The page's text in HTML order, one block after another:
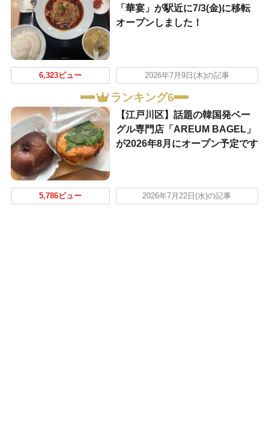
「華宴」が駅近に7/3(金)に移転
オープンしました！
6,323ビュー 2026年7月9日(木)の記事
ランキング6
【江戸川区】話題の韓国発ベー
グル専門店「AREUM BAGEL」
が2026年8月にオープン予定です
5,786ビュー 2026年7月22日(水)の記事